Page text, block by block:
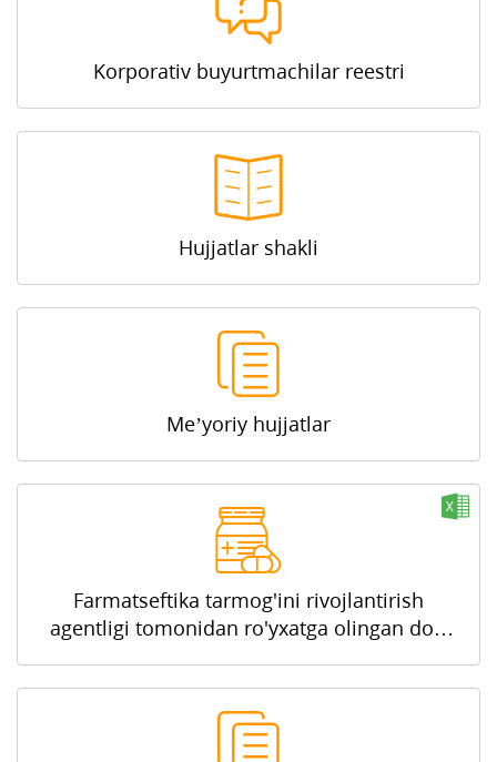
Korporativ buyurtmachilar reestri
Hujjatlar shakli
Me’yoriy hujjatlar
Farmatseftika tarmog'ini rivojlantirish
agentligi tomonidan ro'yxatga olingan dori
MA'LUMOTLAR